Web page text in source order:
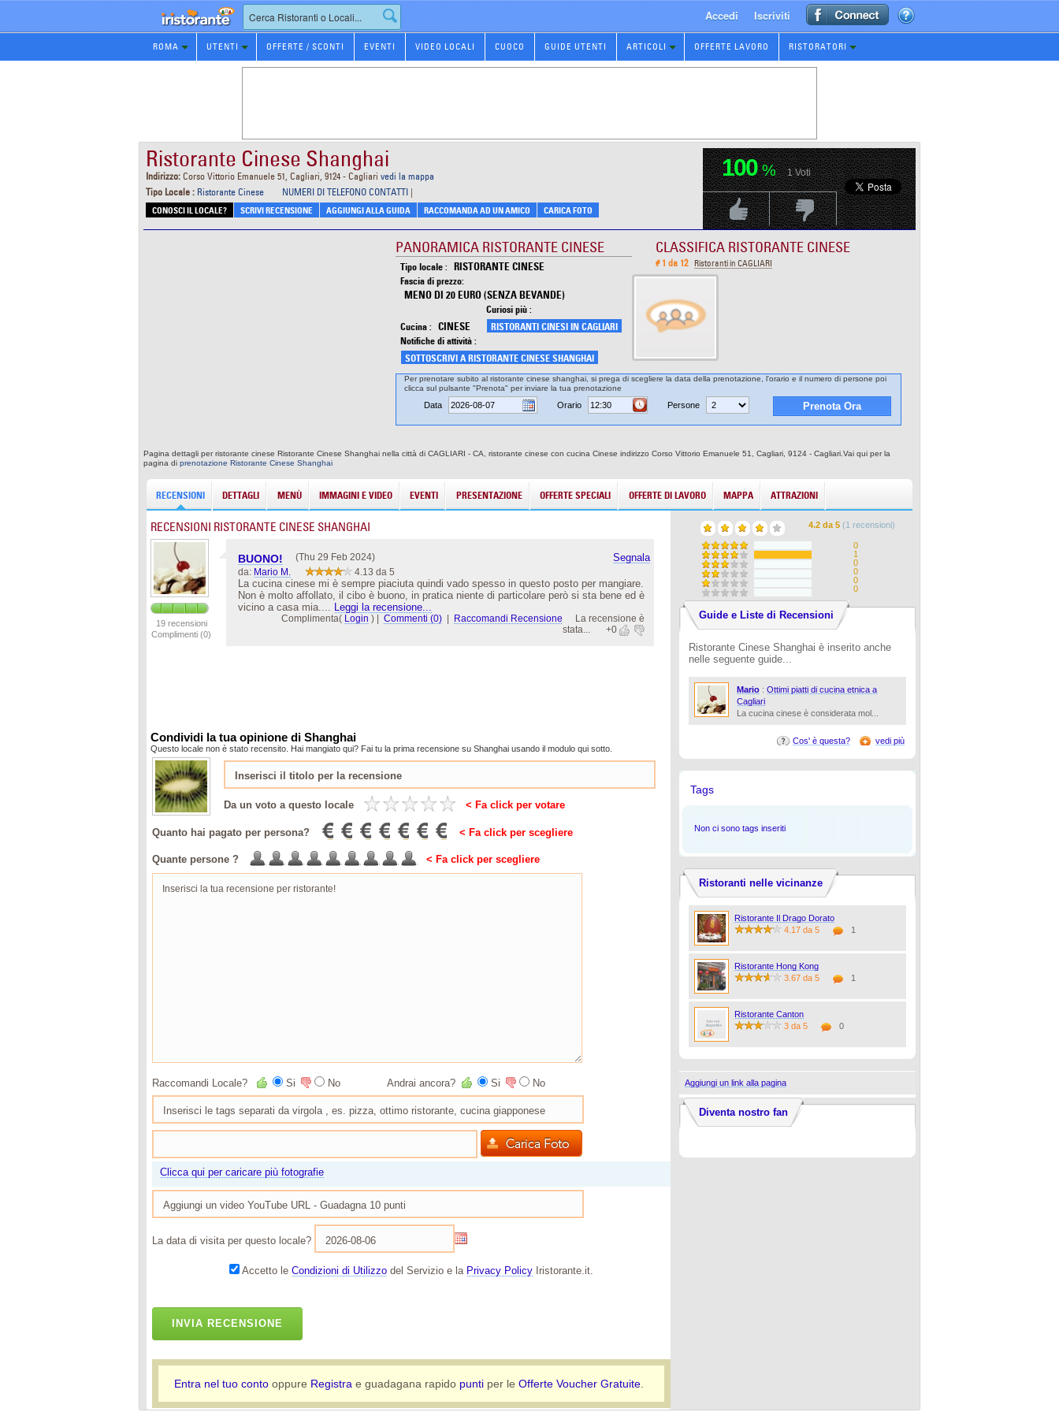
Prenotazione
Ristorante
Accedi Iscriviti
ROMA UTENTI OFFERTE / SCONTI EVENTI VIDEO LOCALI CUOCO GUIDE UTENTI ARTICOLI OFFERTE LAVORO RISTORATORI
Ristorante Cinese Shanghai
Indirizzo: Corso Vittorio Emanuele 51, Cagliari, 9124 - Cagliari vedi la mappa
Tipo Locale : Ristorante Cinese NUMERI DI TELEFONO CONTATTI |
CONOSCI IL LOCALE? SCRIVI RECENSIONE AGGIUNGI ALLA GUIDA RACCOMANDA AD UN AMICO CARICA FOTO
100% 1Voti
Voti PositivoVoti Negativo
PANORAMICA RISTORANTE CINESE
Tipo locale : RISTORANTE CINESE
Fascia di prezzo:
MENO DI 20 EURO (SENZA BEVANDE)
Cucina : CINESE
Curiosi più :
RISTORANTI CINESI IN CAGLIARI
Notifiche di attività :
SOTTOSCRIVI A RISTORANTE CINESE SHANGHAI
CLASSIFICA RISTORANTE CINESE
# 1 da 12 Ristoranti in CAGLIARI
Per prenotare subito al ristorante cinese shanghai, si prega di scegliere la data della prenotazione, l'orario e il numero di persone poi
clicca sul pulsante "Prenota" per inviare la tua prenotazione
Data Orario Persone
Pagina dettagli per ristorante cinese Ristorante Cinese Shanghai nella città di CAGLIARI - CA, ristorante cinese con cucina Cinese indirizzo Corso Vittorio Emanuele 51, Cagliari, 9124 - Cagliari.Vai qui per la
pagina di prenotazione Ristorante Cinese Shanghai
RECENSIONI DETTAGLI MENÙ IMMAGINI E VIDEO EVENTI PRESENTAZIONE OFFERTE SPECIALI OFFERTE DI LAVORO MAPPA ATTRAZIONI
RECENSIONI RISTORANTE CINESE SHANGHAI
19 recensioni
Complimenti (0)
BUONO! (Thu 29 Feb 2024) Segnala
da: Mario M. 4.13 da 5
La cucina cinese mi è sempre piaciuta quindi vado spesso in questo posto per mangiare.
Non è molto affollato, il cibo è buono, in pratica niente di particolare però si sta bene ed è
vicino a casa mia....
Leggi la recensione...
Complimenta( Login ) Commenti (0) Raccomandi Recensione
La recensione è
stata...
+0
Condividi la tua opinione di Shanghai
Questo locale non è stato recensito. Hai mangiato qui? Fai tu la prima recensione su Shanghai usando il modulo qui sotto.
Da un voto a questo locale < Fa click per votare
Quanto hai pagato per persona? < Fa click per scegliere
Quante persone ? < Fa click per scegliere
Raccomandi Locale? Si No Andrai ancora? Si No
Clicca qui per caricare più fotografie
La data di visita per questo locale?
Accetto le Condizioni di Utilizzodel Servizio e la Privacy PolicyIristorante.it.
INVIA RECENSIONE
Entra nel tuo contooppure Registra e guadagana rapido puntiper le Offerte Voucher Gratuite.
4.2da5 (1recensioni)
0
1
0
0
0
0
Guide e Liste di Recensioni
Ristorante Cinese Shanghai è inserito anche
nelle seguente guide...
Mario : Ottimi piatti di cucina etnica a
Cagliari
La cucina cinese è considerata mol...
Cos' è questa? vedi più
Tags
Non ci sono tags inseriti
Ristoranti nelle vicinanze
Ristorante Il Drago Dorato
4.17 da 5
1
Ristorante Hong Kong
3.67 da 5
1
Ristorante Canton
3 da 5
0
Aggiungi un link alla pagina
Diventa nostro fan